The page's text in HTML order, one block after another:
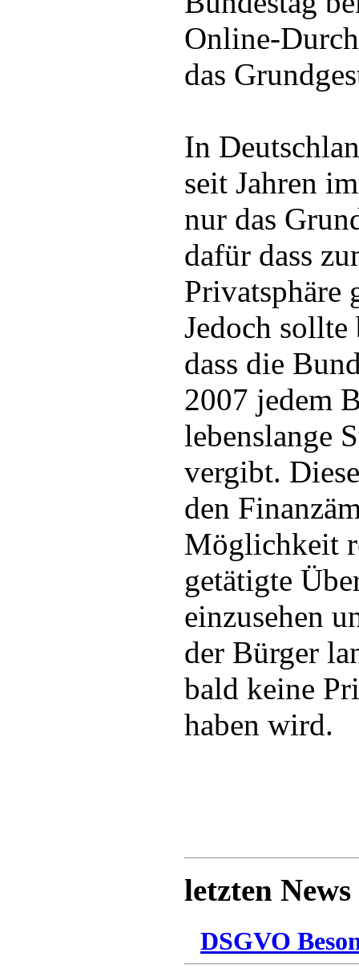
Online-
das
In
seit Jahren
nur das
dafür dass
Privatsphäre
Jedoch sollte
dass die
2007 jedem
lebenslange
vergibt.
den
Möglichkeit
getätigte
einzusehen
der Bürger
bald keine
haben wird.
letzten News
DSGVO